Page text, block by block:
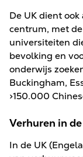
De UK dient
centrum, met
universiteiten
bevolking en
onderwijs
Buckingham,
>150.000
Verhuren in
In de UK